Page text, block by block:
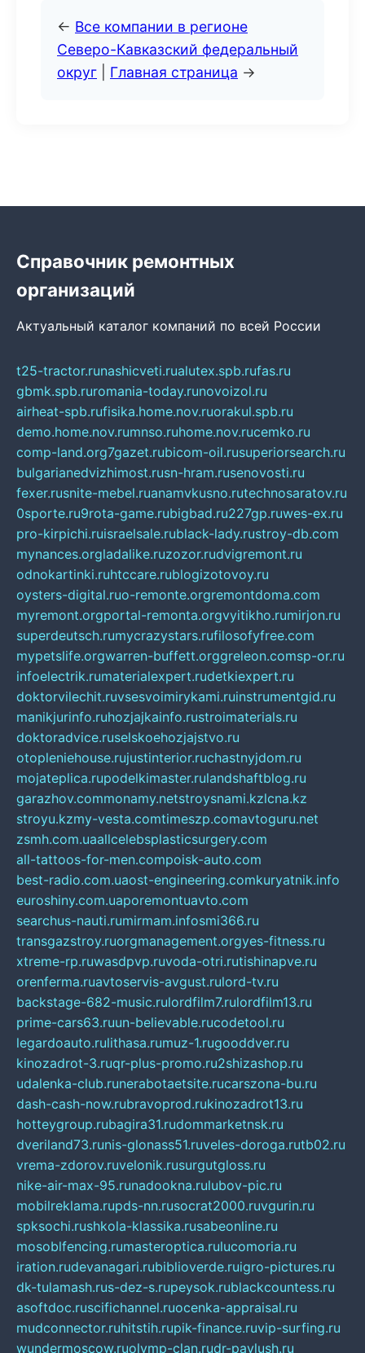
← Все компании в регионе
Северо-Кавказский федеральный
округ
Главная страница →
Справочник ремонтных
организаций
Актуальный каталог компаний по всей России
t25-tractor.runashicveti.rualutex.spb.rufas.ru
gbmk.spb.ruromania-today.runovoizol.ru
airheat-spb.rufisika.home.nov.ruorakul.spb.ru
demo.home.nov.rumnso.ruhome.nov.rucemko.ru
comp-land.org7gazet.rubicom-oil.rusuperiorsearch.ru
bulgarianedvizhimost.rusn-hram.rusenovosti.ru
fexer.rusnite-mebel.ruanamvkusno.rutechnosaratov.ru
0sporte.ru9rota-game.rubigbad.ru227gp.ruwes-ex.ru
pro-kirpichi.ruisraelsale.rublack-lady.rustroy-db.com
mynances.orgladalike.ruzozor.rudvigremont.ru
odnokartinki.ruhtccare.rublogizotovoy.ru
oysters-digital.ruo-remonte.orgremontdoma.com
myremont.orgportal-remonta.orgvyitikho.rumirjon.ru
superdeutsch.rumycrazystars.rufilosofyfree.com
mypetslife.orgwarren-buffett.orggreleon.comsp-or.ru
infoelectrik.rumaterialexpert.rudetkiexpert.ru
doktorvilechit.ruvsesvoimirykami.ruinstrumentgid.ru
manikjurinfo.ruhozjajkainfo.rustroimaterials.ru
doktoradvice.ruselskoehozjajstvo.ru
otopleniehouse.rujustinterior.ruchastnyjdom.ru
mojateplica.rupodelkimaster.rulandshaftblog.ru
garazhov.commonamy.netstroysnami.kzlcna.kz
stroyu.kzmy-vesta.comtimeszp.comavtoguru.net
zsmh.com.uaallcelebsplasticsurgery.com
all-tattoos-for-men.compoisk-auto.com
best-radio.com.uaost-engineering.comkuryatnik.info
euroshiny.com.uaporemontuavto.com
searchus-nauti.rumirmam.infosmi366.ru
transgazstroy.ruorgmanagement.orgyes-fitness.ru
xtreme-rp.ruwasdpvp.ruvoda-otri.rutishinapve.ru
orenferma.ruavtoservis-avgust.rulord-tv.ru
backstage-682-music.rulordfilm7.rulordfilm13.ru
prime-cars63.ruun-believable.rucodetool.ru
legardoauto.rulithasa.rumuz-1.rugooddver.ru
kinozadrot-3.ruqr-plus-promo.ru2shizashop.ru
udalenka-club.runerabotaetsite.rucarszona-bu.ru
dash-cash-now.rubravoprod.rukinozadrot13.ru
hotteygroup.rubagira31.rudommarketnsk.ru
dveriland73.runis-glonass51.ruveles-doroga.rutb02.ru
vrema-zdorov.ruvelonik.rusurgutgloss.ru
nike-air-max-95.runadookna.rulubov-pic.ru
mobilreklama.rupds-nn.rusocrat2000.ruvgurin.ru
spksochi.rushkola-klassika.rusabeonline.ru
mosoblfencing.rumasteroptica.rulucomoria.ru
iration.rudevanagari.rubiblioverde.ruigro-pictures.ru
dk-tulamash.rus-dez-s.rupeysok.rublackcountess.ru
asoftdoc.ruscifichannel.ruocenka-appraisal.ru
mudconnector.ruhitstih.rupik-finance.ruvip-surfing.ru
wundermoscow.ruolymp-clan.rudr-pavlush.ru